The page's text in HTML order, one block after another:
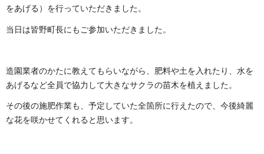
をあげる）を行っていただきました。
当日は皆野町長にもご参加いただきました。
造園業者のかたに教えてもらいながら、肥料や土を入れたり、水を
あげるなど全員で協力して大きなサクラの苗木を植えました。
その後の施肥作業も、予定していた全箇所に行えたので、今後綺麗
な花を咲かせてくれると思います。